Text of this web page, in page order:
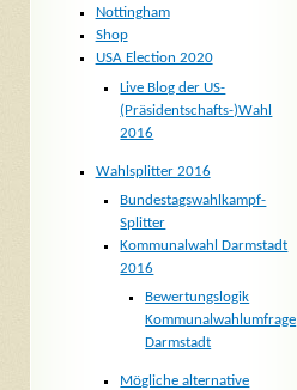
Nottingham
Shop
USA Election 2020
Live Blog der US-
(Präsidentschafts-)Wahl
2016
Wahlsplitter 2016
Bundestagswahlkampf-
Splitter
Kommunalwahl Darmstadt
2016
Bewertungslogik
Kommunalwahlumfrage
Darmstadt
Mögliche alternative